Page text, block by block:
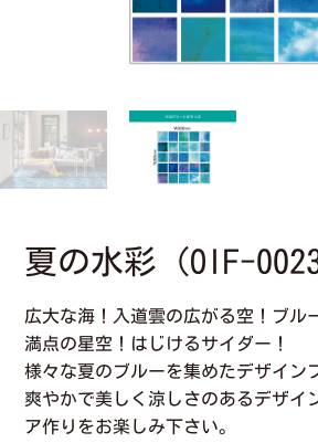
夏の水彩（OIF-0023
広大な海！入道雲の広がる空！ブル
満点の星空！はじけるサイダー！
様々な夏のブルーを集めたデザイン
爽やかで美しく涼しさのあるデザイ
ア作りをお楽しみ下さい。